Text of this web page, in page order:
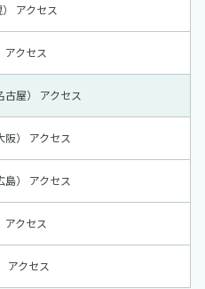
アクセス
アクセス
屋） アクセス
） アクセス
） アクセス
アクセス
アクセス